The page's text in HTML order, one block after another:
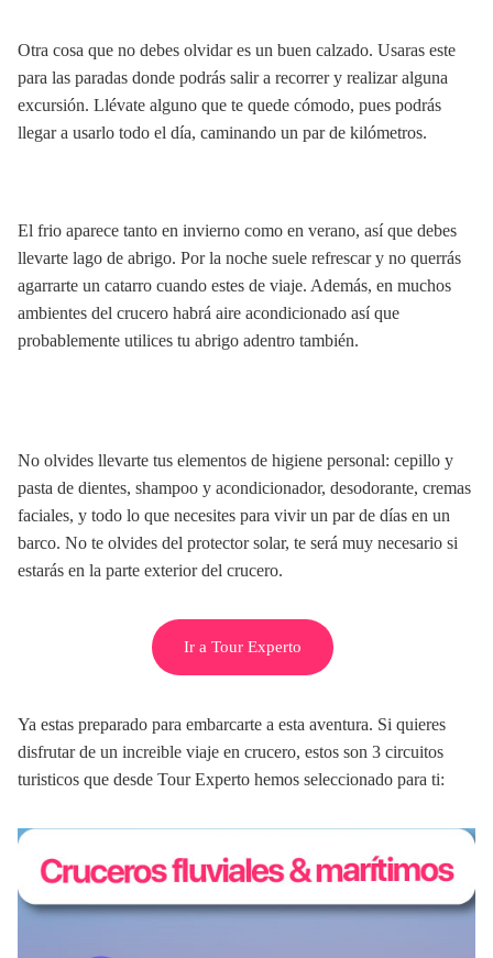
Otra cosa que no debes olvidar es un buen calzado. Usaras este
para las paradas donde podrás salir a recorrer y realizar alguna
excursión. Llévate alguno que te quede cómodo, pues podrás
llegar a usarlo todo el día, caminando un par de kilómetros.
El frio aparece tanto en invierno como en verano, así que debes
llevarte lago de abrigo. Por la noche suele refrescar y no querrás
agarrarte un catarro cuando estes de viaje. Además, en muchos
ambientes del crucero habrá aire acondicionado así que
probablemente utilices tu abrigo adentro también.
No olvides llevarte tus elementos de higiene personal: cepillo y
pasta de dientes, shampoo y acondicionador, desodorante, cremas
faciales, y todo lo que necesites para vivir un par de días en un
barco. No te olvides del protector solar, te será muy necesario si
estarás en la parte exterior del crucero.
Ir a Tour Experto
Ya estas preparado para embarcarte a esta aventura. Si quieres
disfrutar de un increible viaje en crucero, estos son 3 circuitos
turisticos que desde Tour Experto hemos seleccionado para ti: